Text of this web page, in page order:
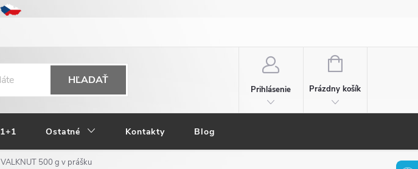
HĽADAŤ
Prihlásenie
NÁKUPNÝ
Prázdny košík
Ostatné Kontakty Blog
500 g v prášku